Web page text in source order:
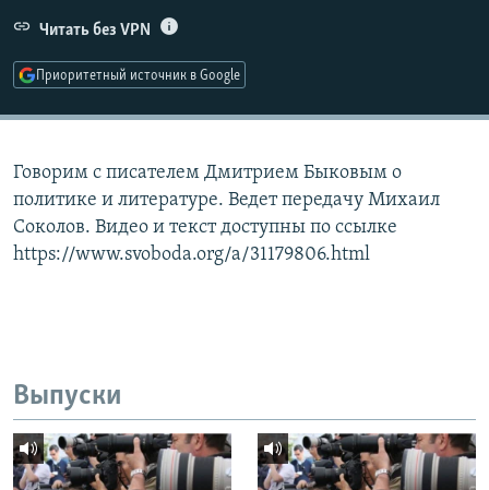
Читать без VPN
Приоритетный источник в Google
Говорим с писателем Дмитрием Быковым о
политике и литературе. Ведет передачу Михаил
Соколов. Видео и текст доступны по ссылке
https://www.svoboda.org/a/31179806.html
Выпуски